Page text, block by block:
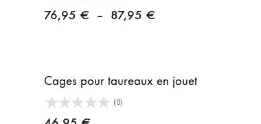
76,95 € – 87,95 €Plage
76,95 €
Cages pour taureaux en jouet
(0)